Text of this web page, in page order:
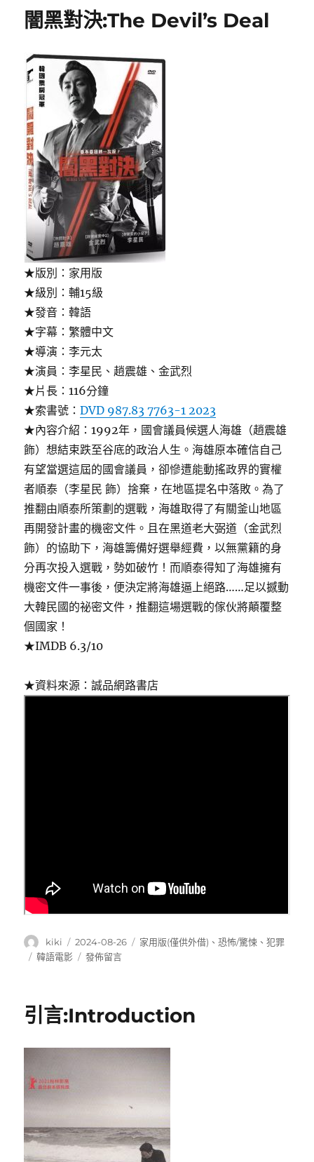
闇黑對決:The Devil’s Deal
★版別：家用版
★級別：輔15級
★發音：韓語
★字幕：繁體中文
★導演：李元太
★演員：李星民、趙震雄、金武烈
★片長：116分鐘
★索書號：DVD 987.83 7763-1 2023
★內容介紹：1992年，國會議員候選人海雄（趙震雄
飾）想結束跌至谷底的政治人生。海雄原本確信自己
有望當選這屆的國會議員，卻慘遭能動搖政界的實權
者順泰（李星民 飾）捨棄，在地區提名中落敗。為了
推翻由順泰所策劃的選戰，海雄取得了有關釜山地區
再開發計畫的機密文件。且在黑道老大弼道（金武烈
飾）的協助下，海雄籌備好選舉經費，以無黨籍的身
分再次投入選戰，勢如破竹！而順泰得知了海雄擁有
機密文件一事後，便決定將海雄逼上絕路……足以撼動
大韓民國的祕密文件，推翻這場選戰的傢伙將顛覆整
個國家！
★IMDB 6.3/10
★資料來源：誠品網路書店
作
者
kiki
發
佈
2024-08-26
分
家用版(僅供外借) 、恐怖/驚悚 、犯罪
標
韓語電影
在
決:The
發佈留言
引言:Introduction